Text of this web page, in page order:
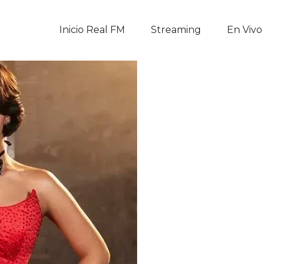
Inicio Real FM Streaming En Vivo
Vivo
La APP
Nosotros